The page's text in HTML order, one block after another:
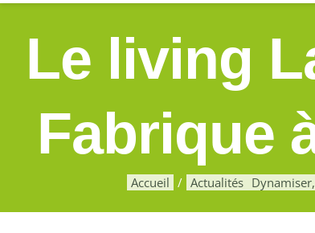
Le living
Fabrique
Accueil Actualités